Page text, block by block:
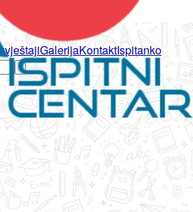
IzvještajiGalerijaKontaktIspitanko